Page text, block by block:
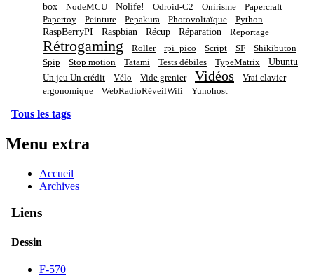
box
NodeMCU Nolife! Odroid-C2 Onirisme
Papercraft
Papertoy
Peinture Pepakura Photovoltaïque Python
RaspBerryPI Raspbian Récup Réparation Reportage
Rétrogaming Roller rpi_pico Script SF
Shikibuton
Spip
Stop motion Tatami Tests débiles TypeMatrix Ubuntu
Un jeu Un crédit Vélo Vide grenier Vidéos
Vrai clavier
ergonomique
WebRadioRéveilWifi Yunohost
Tous les tags
Menu extra
Accueil
Archives
Liens
Dessin
F-570